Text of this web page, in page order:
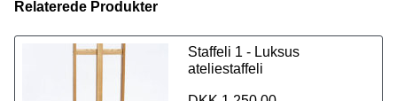
Relaterede Produkter
Staffeli 1 - Luksus
ateliestaffeli